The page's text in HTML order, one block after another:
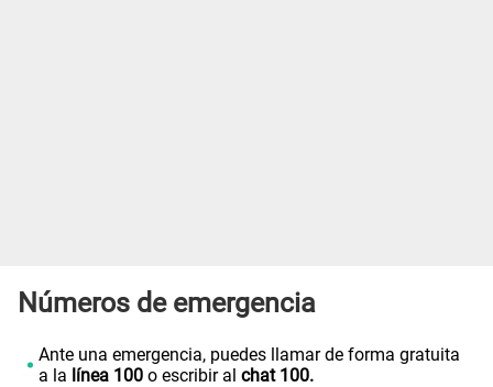
Números de emergencia
Ante una emergencia, puedes llamar de forma gratuita
a la línea 100o escribir al chat 100.